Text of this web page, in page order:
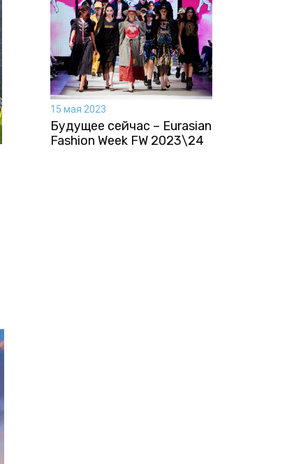
15 мая 2023
Будущее сейчас – Eurasian
Fashion Week FW 2023\24